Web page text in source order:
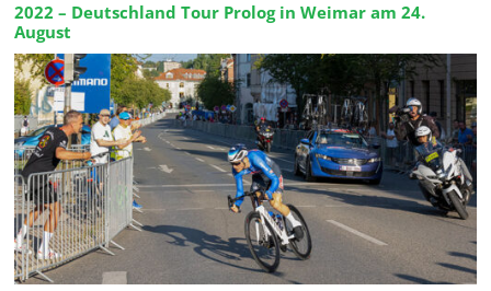
2022 – Deutschland Tour Prolog in Weimar am 24.
August